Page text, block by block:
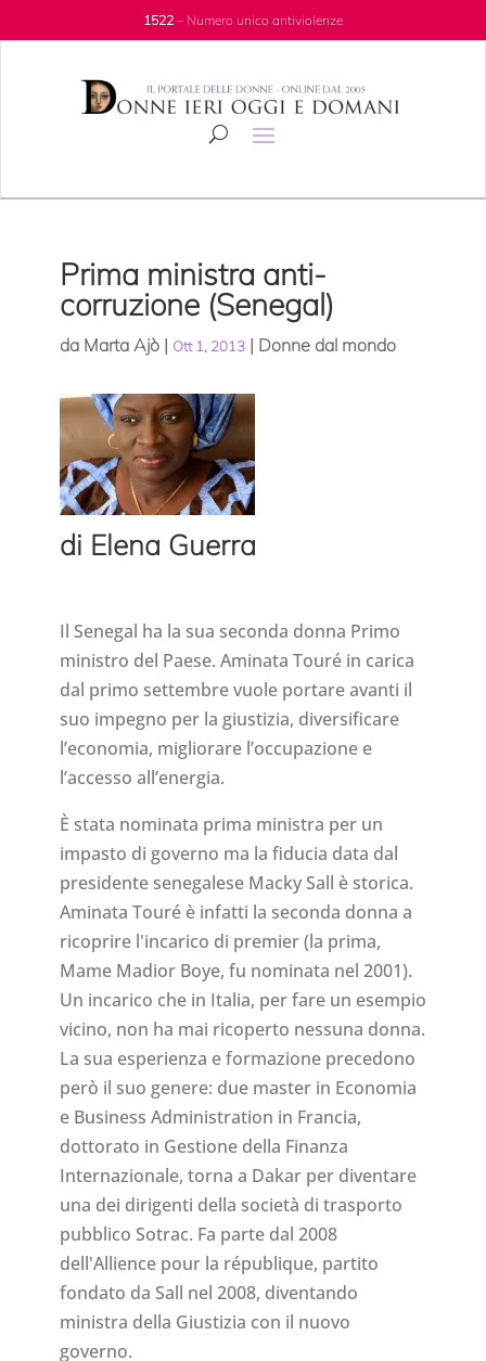
1522– Numero unico antiviolenze
Prima ministra anti-
corruzione (Senegal)
da Marta Ajò| Ott 1, 2013| Donne dal mondo
di Elena Guerra
Il Senegal ha la sua seconda donna Primo
ministro del Paese. Aminata Touré in carica
dal primo settembre vuole portare avanti il
suo impegno per la giustizia, diversificare
l’economia, migliorare l’occupazione e
l’accesso all’energia.
È stata nominata prima ministra per un
impasto di governo ma la fiducia data dal
presidente senegalese Macky Sall è storica.
Aminata Touré è infatti la seconda donna a
ricoprire l'incarico di premier (la prima,
Mame Madior Boye, fu nominata nel 2001).
Un incarico che in Italia, per fare un esempio
vicino, non ha mai ricoperto nessuna donna.
La sua esperienza e formazione precedono
però il suo genere: due master in Economia
e Business Administration in Francia,
dottorato in Gestione della Finanza
Internazionale, torna a Dakar per diventare
una dei dirigenti della società di trasporto
pubblico Sotrac. Fa parte dal 2008
dell'Allience pour la république, partito
fondato da Sall nel 2008, diventando
ministra della Giustizia con il nuovo
governo.